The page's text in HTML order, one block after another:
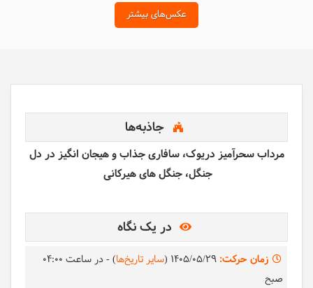
عکس‌های بیشتر
جاذبه‌ها
مرداب سحرآمیز دریوک، سافاری جذاب و هیجان انگیز در دل
جنگل، جنگل های هیرکانی
در یک نگاه
زمان حرکت: 1405/05/29
(سایر تاریخ‌ها)- در ساعت 04:00
صبح